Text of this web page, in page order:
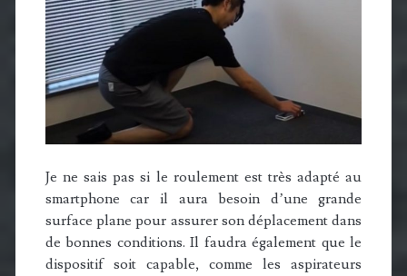
Je ne sais pas si le roulement est très adapté au
smartphone car il aura besoin d’une grande
surface plane pour assurer son déplacement dans
de bonnes conditions. Il faudra également que le
dispositif soit capable, comme les aspirateurs